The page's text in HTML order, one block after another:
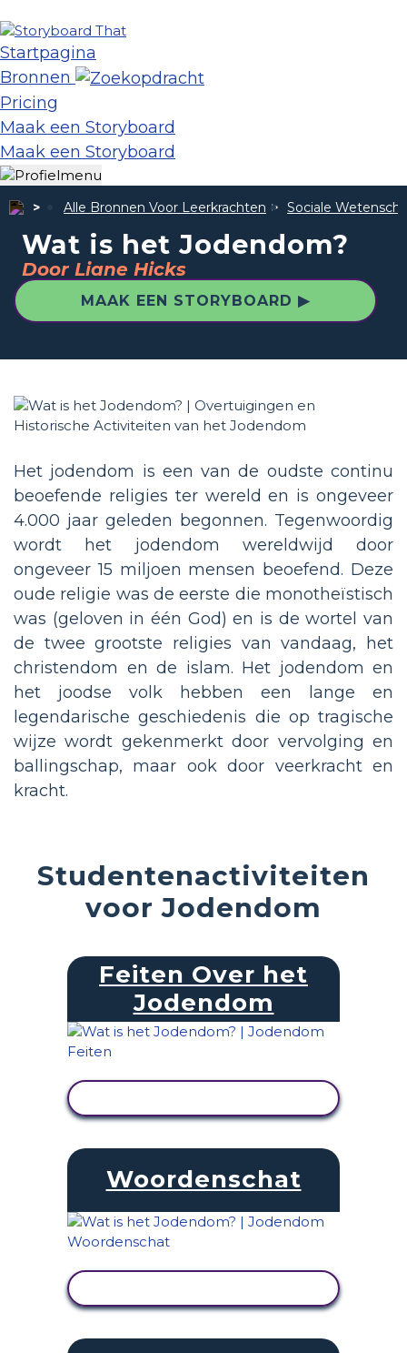
Startpagina
Bronnen
Pricing
Maak een Storyboard
Maak een Storyboard
Alle Bronnen Voor Leerkrachten Sociale
Wat is het Jodendom?
Door Liane Hicks
MAAK EEN STORYBOARD ▶
Het jodendom is een van de oudste continu
beoefende religies ter wereld en is ongeveer
4.000 jaar geleden begonnen. Tegenwoordig
wordt het jodendom wereldwijd door
ongeveer 15 miljoen mensen beoefend. Deze
oude religie was de eerste die monotheïstisch
was (geloven in één God) en is de wortel van
de twee grootste religies van vandaag, het
christendom en de islam. Het jodendom en
het joodse volk hebben een lange en
legendarische geschiedenis die op tragische
wijze wordt gekenmerkt door vervolging en
ballingschap, maar ook door veerkracht en
kracht.
Studentenactiviteiten
voor Jodendom
Feiten Over het
Jodendom
Woordenschat